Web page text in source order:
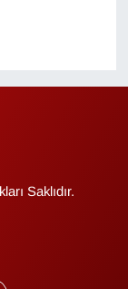
Saklıdır.